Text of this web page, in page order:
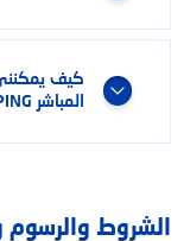
كيف يمكنني
المباشر PING؟
الشروط والرسوم